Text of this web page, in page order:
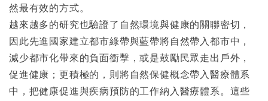
然最有效的方式。
越來越多的研究也驗證了自然環境與健康的關聯密切，
因此先進國家建立都市綠帶與藍帶將自然帶入都市中，
減少都市化帶來的負面衝擊，或是鼓勵民眾走出戶外，
促進健康；更積極的，則將自然保健概念帶入醫療體系
中，把健康促進與疾病預防的工作納入醫療體系。這些